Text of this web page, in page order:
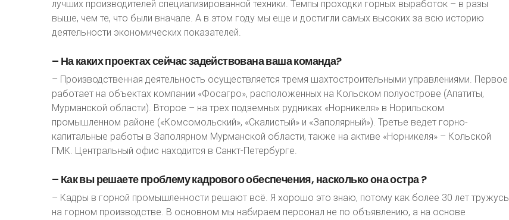
лучших производителей специализированной техники. Темпы проходки горных выработок – в разы
выше, чем те, что были вначале. А в этом году мы еще и достигли самых высоких за всю историю
деятельности экономических показателей.
– Накакихпроектахсейчасзадействованавашакоманда?
– Производственная деятельность осуществляется тремя шахтостроительными управлениями. Первое
работает на объектах компании «Фосагро», расположенных на Кольском полуострове (Апатиты,
Мурманской области). Второе – на трех подземных рудниках «Норникеля» в Норильском
промышленном районе («Комсомольский», «Скалистый» и «Заполярный»). Третье ведет горно-
капитальные работы в Заполярном Мурманской области, также на активе «Норникеля» – Кольской
ГМК. Центральный офис находится в Санкт-Петербурге.
– Каквырешаетепроблемукадровогообеспечения, насколькоонаостра?
– Кадры в горной промышленности решают всё. Я хорошо это знаю, потому как более 30 лет тружусь
на горном производстве. В основном мы набираем персонал не по объявлению, а на основе